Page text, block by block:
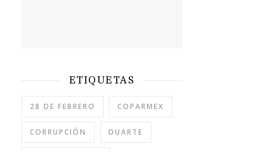
ETIQUETAS
28 DE FEBRERO COPARMEX
CORRUPCIÓN DUARTE